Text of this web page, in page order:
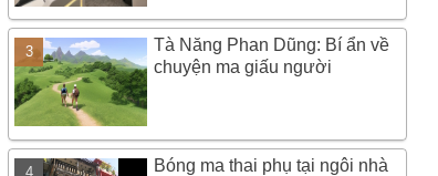
Tà Năng Phan Dũng: Bí ẩn về
chuyện ma giấu người
Bóng ma thai phụ tại ngôi nhà